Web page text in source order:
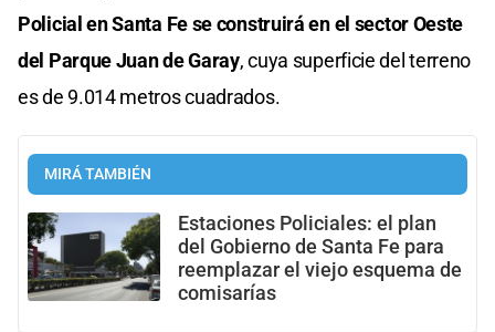
Policial en Santa Fe se construirá en el sector Oeste
del Parque Juan de Garay, cuya superficie del terreno
es de 9.014 metros cuadrados.
MIRÁ TAMBIÉN
Estaciones Policiales: el plan
del Gobierno de Santa Fe para
reemplazar el viejo esquema de
comisarías